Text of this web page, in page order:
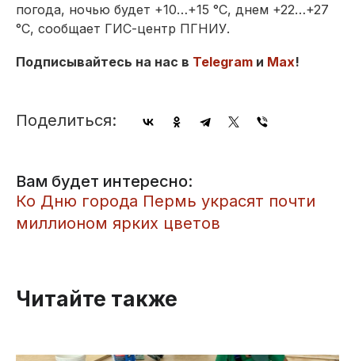
погода, ночью будет +10…+15 °С, днем +22…+27
°С, сообщает ГИС-центр ПГНИУ.
Подписывайтесь на нас в Telegram и Max!
Поделиться:
Вам будет интересно:
​Ко Дню города Пермь украсят почти
миллионом ярких цветов
Читайте также